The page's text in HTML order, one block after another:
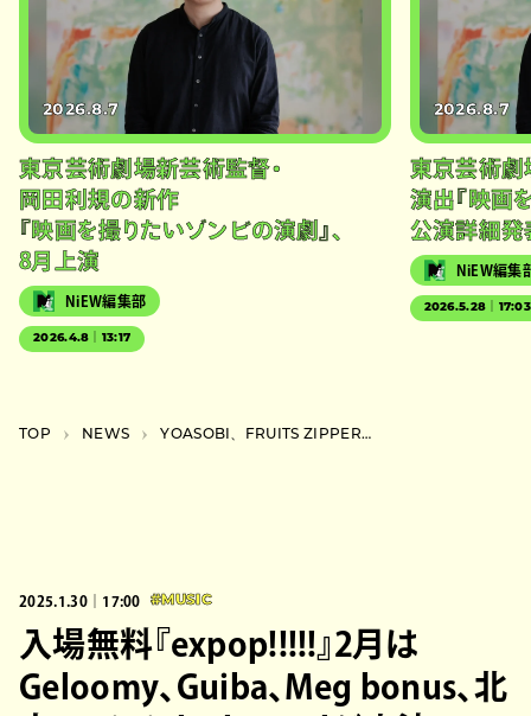
2026.8.7
東京芸術劇場新芸術監督・
岡田利規の新作
『映画を撮りたいゾンビの演劇』、
8月上演
NiEW編集部
2026.4.8｜13:17
2026.8.7
東京芸術劇
演出『映画
公演詳細発
NiEW編集
2026.5.28｜17:03
TOP NEWS YOASOBI、FRUITS ZIPPERら出演イベントが横浜の新フェス『CENTRAL』内で開催
2025.1.30｜17:00 #MUSIC
入場無料『expop!!!!!』2月は
Geloomy、Guiba、Meg bonus、北